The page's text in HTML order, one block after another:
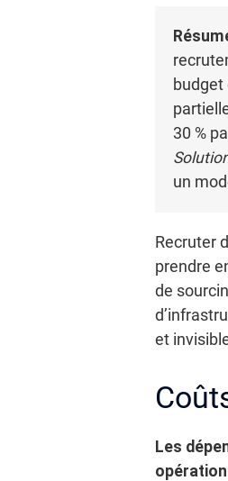
budget
30 %
un
Recruter
prendre
de
et
Les